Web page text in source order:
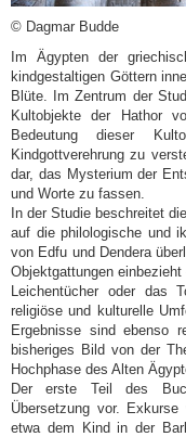
© Dagmar Budde
Im Ägypten der
kindgestaltigen Göttern
Blüte. Im Zentrum der
Kultobjekte der Hathor
Bedeutung dieser
Kindgottverehrung zu
dar, das Mysterium der
und Worte zu fassen.
In der Studie beschreitet
auf die philologische und
von Edfu und Dendera
Objektgattungen
Leichentücher oder das
religiöse und kulturelle
Ergebnisse sind ebenso
bisheriges Bild von der
Hochphase des Alten
Der erste Teil des
Übersetzung vor.
etwa dem Kind in der